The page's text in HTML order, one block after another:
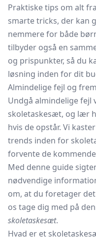
Praktiske tips om alt
smarte tricks, der kan
nemmere for både
tilbyder også en
og prispunkter, så du
løsning inden for dit
Almindelige fejl og
Undgå almindelige fejl
skoletaskesæt, og lær
hvis de opstår. Vi
trends inden for
forvente de kommende
Med denne guide
nødvendige
om, at du foretager
os tage dig med på
skoletaskesæt.
Hvad er et